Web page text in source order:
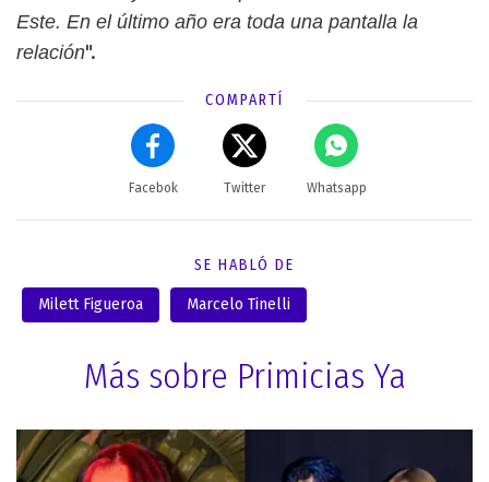
Este. En el último año era toda una pantalla la
relación".
COMPARTÍ
Facebok Twitter Whatsapp
SE HABLÓ DE
Milett Figueroa Marcelo Tinelli
Más sobre Primicias Ya